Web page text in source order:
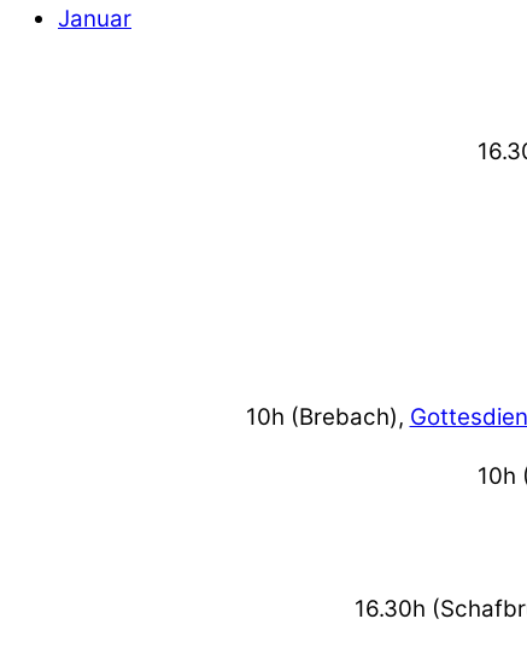
Januar
10h (Brebach),
10h
16.30h